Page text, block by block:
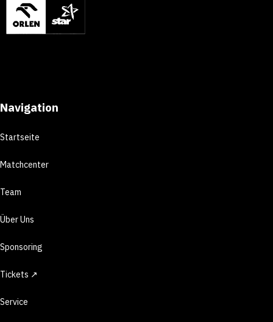
Navigation
Startseite
Matchcenter
Team
Über Uns
Sponsoring
Tickets ↗
Service